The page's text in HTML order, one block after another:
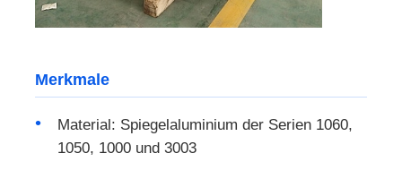
Merkmale
Material: Spiegelaluminium der Serien 1060,
1050, 1000 und 3003